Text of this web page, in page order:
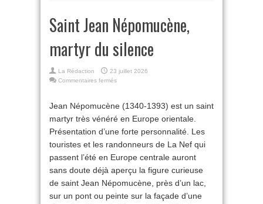
Saint Jean Népomucène,
martyr du silence
La Rédaction
23 juillet 2026
Commentaires ferméssur
Népomucène,
martyr
silence
Jean Népomucène (1340-1393) est un saint
martyr très vénéré en Europe orientale.
Présentation d’une forte personnalité. Les
touristes et les randonneurs de La Nef qui
passent l’été en Europe centrale auront
sans doute déjà aperçu la figure curieuse
de saint Jean Népomucène, près d’un lac,
sur un pont ou peinte sur la façade d’une